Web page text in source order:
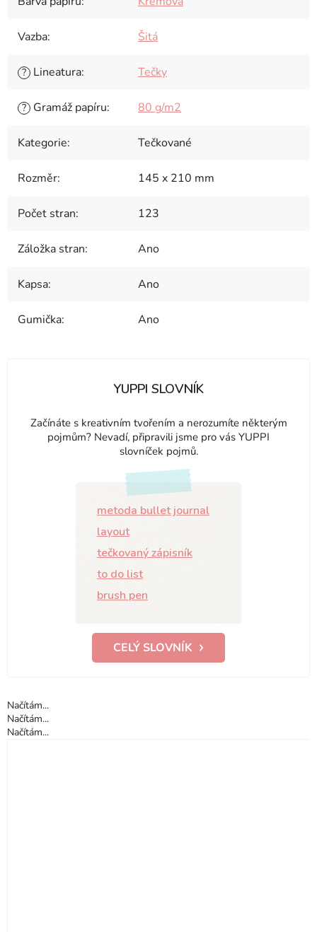
Vazba: Šitá
? Lineatura: Tečky
? Gramáž papíru: 80 g/m2
Kategorie: Tečkované
Rozměr: 145 x 210 mm
Počet stran: 123
Záložka stran: Ano
Kapsa: Ano
Gumička: Ano
YUPPI SLOVNÍK
Začínáte s kreativním tvořením a nerozumíte některým
pojmům? Nevadí, připravili jsme pro vás YUPPI
slovníček pojmů.
metoda bullet journal
layout
tečkovaný zápisník
to do list
brush pen
CELÝ SLOVNÍK
Načítám...
Načítám...
Načítám...